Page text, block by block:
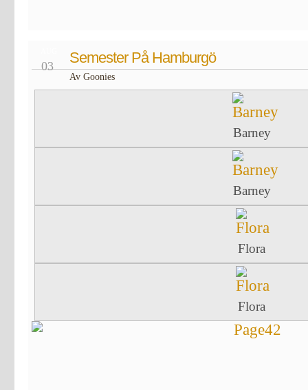
03 Semester På Hamburgö
Av Goonies
Barney
Barney
Flora
Flora